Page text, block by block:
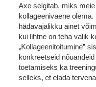
Axe selgitab, miks
kollageenivaene
hädavajalikku ainet
kui lihtne on teha valik
„Kollageenitoitumine”
konkreetseid
toetamiseks ka
selleks, et elada